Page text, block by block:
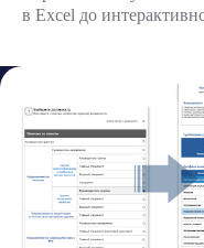
в Excel до